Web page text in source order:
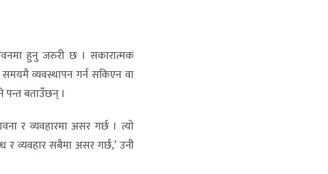
हुनु जरुरी छ । सकारात्मक
व्यवस्थापन गर्न सकिएन वा
पन्त बताउँछन् ।
र व्यवहारमा असर गर्छ । त्यो
र व्यवहार सबैमा असर गर्छ,’ उनी